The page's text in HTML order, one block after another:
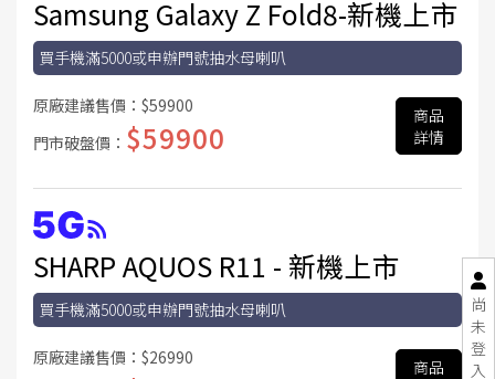
尚
未
登
入
Samsung Galaxy Z Fold8-新機上市
買手機滿5000或申辦門號抽水母喇叭
原廠建議售價： $59900
門市破盤價： $59900
商品
詳情
SHARP AQUOS R11 - 新機上市
買手機滿5000或申辦門號抽水母喇叭
原廠建議售價： $26990
商品